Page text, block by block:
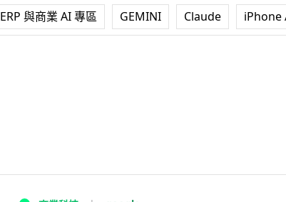
ERP 與商業 AI 專區 GEMINI Claude iPhone